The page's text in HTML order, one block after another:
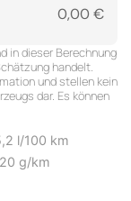
0,00 €
in dieser Berechnung
handelt.
und stellen kein
dar. Es können
l/100 km
g/km